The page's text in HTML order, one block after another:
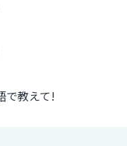
で教えて!